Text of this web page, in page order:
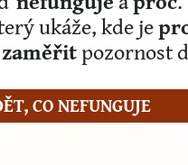
ukáže, kde je
zaměřitpozornost
CO NEFUNGUJE